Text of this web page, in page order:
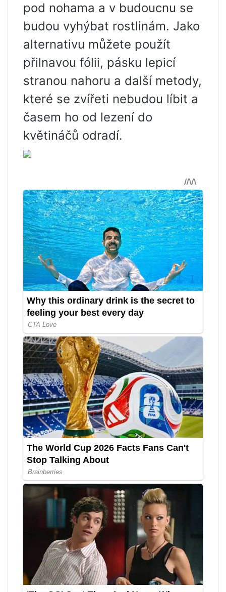
pod nohama a v budoucnu se
budou vyhýbat rostlinám. Jako
alternativu můžete použít
přilnavou fólii, pásku lepicí
stranou nahoru a další metody,
které se zvířeti nebudou líbit a
časem ho od lezení do
květináčů odradí.